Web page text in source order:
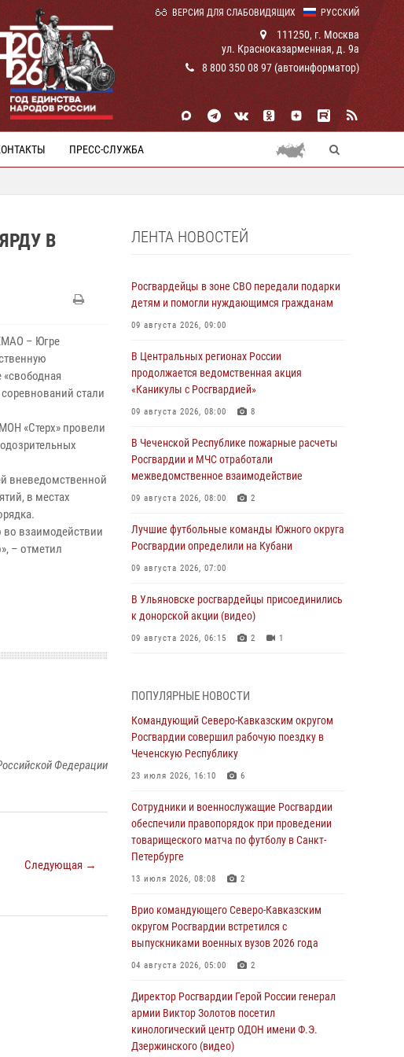
РУССКИЙ
ВЕРСИЯ ДЛЯ СЛАБОВИДЯЩИХ
111250, г. Москва
ул. Красноказарменная, д. 9а
8 800 350 08 97 (автоинформатор)
ПРЕСС-СЛУЖБА
В
– Югре
стали
«Стерх» провели
вневедомственной
в местах
во взаимодействии
– отметил
Федерации
Следующая →
ЛЕНТА НОВОСТЕЙ
Росгвардейцы в зоне СВО передали подарки
детям и помогли нуждающимся гражданам
09 августа 2026, 09:00
В Центральных регионах России
продолжается ведомственная акция
«Каникулы с Росгвардией»
09 августа 2026, 08:00 8
В Чеченской Республике пожарные расчеты
Росгвардии и МЧС отработали
межведомственное взаимодействие
09 августа 2026, 08:00 2
Лучшие футбольные команды Южного округа
Росгвардии определили на Кубани
09 августа 2026, 07:00
В Ульяновске росгвардейцы присоединились
к донорской акции (видео)
09 августа 2026, 06:15 2 1
Росгвардейцы провели занятие по
стрелковой подготовке для воспитанников
Центра детского, юношеского туризма и
Республики
09 августа 2026, 05:00
Всероссийская ведомственная акции
«Каникулы с Росгвардией проходит в Сибири
Росгвардейцы провели патриотическое
занятие для детей на Поклонной горе в
Москве (видео)
В ЛНР росгвардейцы провели тренировку по
единоборствам для юных воспитанников
спортивной школы
ПОПУЛЯРНЫЕ НОВОСТИ
Командующий Северо-Кавказским округом
Росгвардии совершил рабочую поездку в
Чеченскую Республику
23 июля 2026, 16:10 6
Сотрудники и военнослужащие Росгвардии
обеспечили правопорядок при проведении
товарищеского матча по футболу в Санкт-
Петербурге
13 июля 2026, 08:08 2
Врио командующего Северо-Кавказским
округом Росгвардии встретился с
выпускниками военных вузов 2026 года
04 августа 2026, 05:00 2
Директор Росгвардии Герой России генерал
армии Виктор Золотов посетил
кинологический центр ОДОН имени Ф.Э.
Дзержинского (видео)